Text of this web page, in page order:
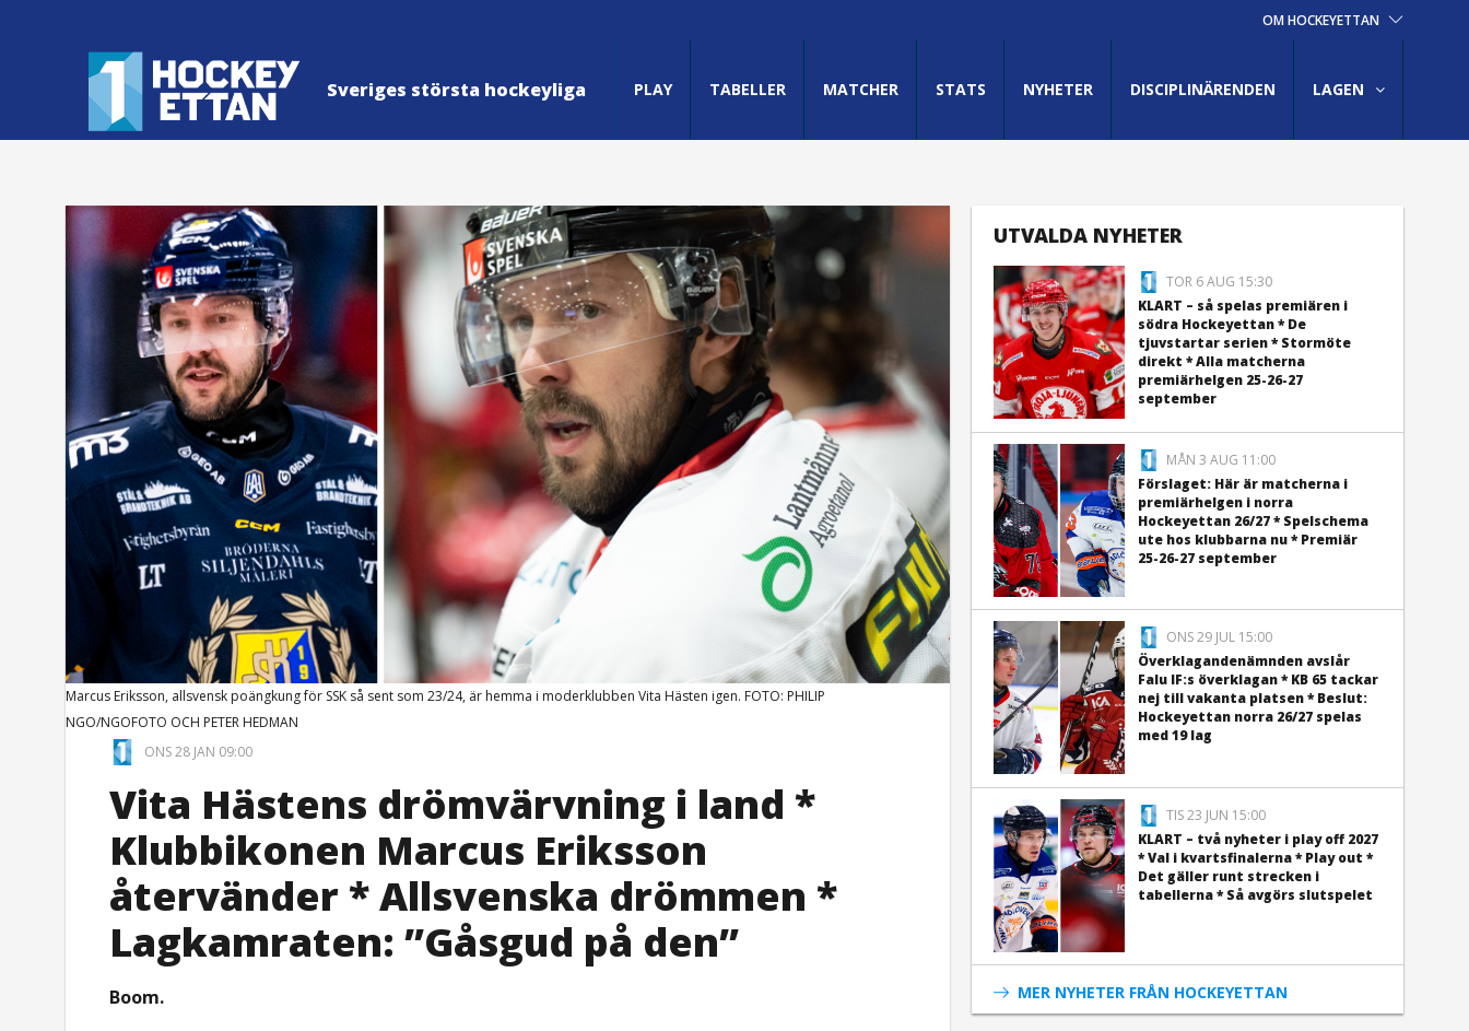
OM HOCKEYETTAN
Sveriges största hockeyliga PLAY TABELLER MATCHER STATS NYHETER DISCIPLINÄRENDEN LAGEN
Marcus Eriksson, allsvensk poängkung för SSK så sent som 23/24, är hemma i moderklubben Vita Hästen igen. FOTO: PHILIP
NGO/NGOFOTO OCH PETER HEDMAN
ONS 28 JAN 09:00
Vita Hästens drömvärvning i land *
Klubbikonen Marcus Eriksson
återvänder * Allsvenska drömmen *
Lagkamraten: ”Gåsgud på den”
Boom.
UTVALDA NYHETER
TOR 6 AUG 15:30
KLART – så spelas premiären i
södra Hockeyettan * De
tjuvstartar serien * Stormöte
direkt * Alla matcherna
premiärhelgen 25-26-27
september
MÅN 3 AUG 11:00
Förslaget: Här är matcherna i
premiärhelgen i norra
Hockeyettan 26/27 * Spelschema
ute hos klubbarna nu * Premiär
25-26-27 september
ONS 29 JUL 15:00
Överklagandenämnden avslår
Falu IF:s överklagan * KB 65 tackar
nej till vakanta platsen * Beslut:
Hockeyettan norra 26/27 spelas
med 19 lag
TIS 23 JUN 15:00
KLART – två nyheter i play off 2027
* Val i kvartsfinalerna * Play out *
Det gäller runt strecken i
tabellerna * Så avgörs slutspelet
MER NYHETER FRÅN HOCKEYETTAN